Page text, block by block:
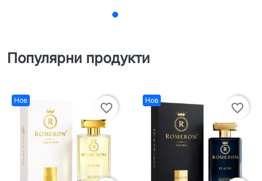
Популярни продукти
Нов
favorite_border
Нов
favorite_border